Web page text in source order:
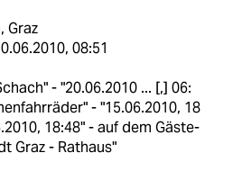
Graz
08:51
- "20.06.2010 ... [,] 06:
- "15.06.2010, 18
18:48" - auf dem Gäste-
Graz - Rathaus"